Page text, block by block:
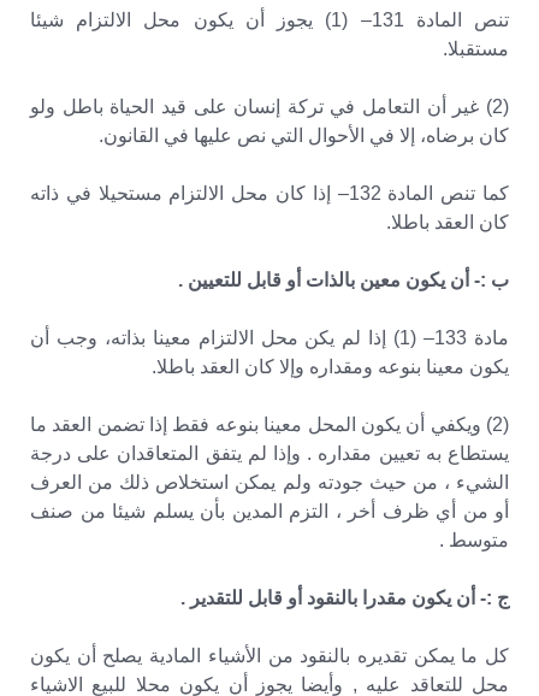
تنص المادة 131– (1) يجوز أن يكون محل الالتزام شيئا
مستقبلا.
(2) غير أن التعامل في تركة إنسان على قيد الحياة باطل ولو
كان برضاه، إلا في الأحوال التي نص عليها في القانون.
كما تنص المادة 132– إذا كان محل الالتزام مستحيلا في ذاته
كان العقد باطلا.
ب :- أن يكون معين بالذات أو قابل للتعيين .
مادة 133– (1) إذا لم يكن محل الالتزام معينا بذاته، وجب أن
يكون معينا بنوعه ومقداره وإلا كان العقد باطلا.
(2) ويكفي أن يكون المحل معينا بنوعه فقط إذا تضمن العقد ما
يستطاع به تعيين مقداره . وإذا لم يتفق المتعاقدان على درجة
الشيء ، من حيث جودته ولم يمكن استخلاص ذلك من العرف
أو من أي ظرف أخر ، التزم المدين بأن يسلم شيئا من صنف
متوسط .
ج :- أن يكون مقدرا بالنقود أو قابل للتقدير .
كل ما يمكن تقديره بالنقود من الأشياء المادية يصلح أن يكون
محل للتعاقد عليه , وأيضا يجوز أن يكون محلا للبيع الاشياء